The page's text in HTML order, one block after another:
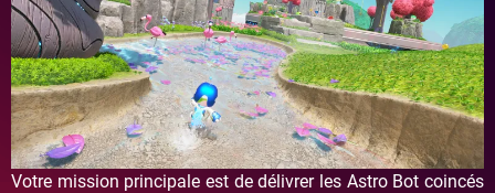
Votre mission principale est de délivrer les Astro Bot coincés